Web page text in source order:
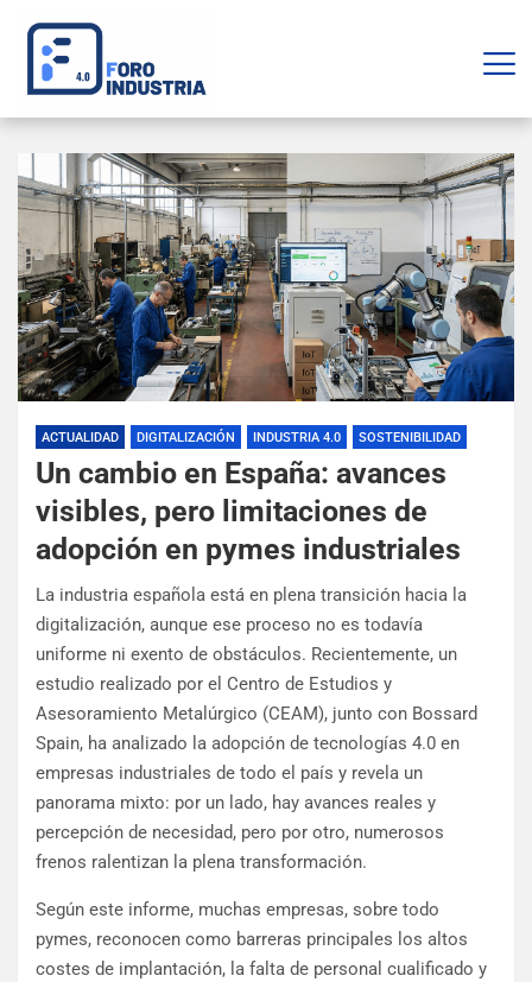
ACTUALIDAD DIGITALIZACIÓN INDUSTRIA 4.0 SOSTENIBILIDAD
Un cambio en España: avances
visibles, pero limitaciones de
adopción en pymes industriales
La industria española está en plena transición hacia la
digitalización, aunque ese proceso no es todavía
uniforme ni exento de obstáculos. Recientemente, un
estudio realizado por el Centro de Estudios y
Asesoramiento Metalúrgico (CEAM), junto con Bossard
Spain, ha analizado la adopción de tecnologías 4.0 en
empresas industriales de todo el país y revela un
panorama mixto: por un lado, hay avances reales y
percepción de necesidad, pero por otro, numerosos
frenos ralentizan la plena transformación.
Según este informe, muchas empresas, sobre todo
pymes, reconocen como barreras principales los altos
costes de implantación, la falta de personal cualificado y